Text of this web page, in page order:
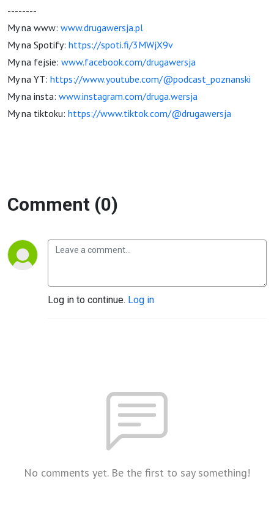
--------
My na www: www.drugawersja.pl
My na Spotify: https://spoti.fi/3MWjX9v
My na fejsie: www.facebook.com/drugawersja
My na YT: https://www.youtube.com/@podcast_poznanski
My na insta: www.instagram.com/druga.wersja
My na tiktoku: https://www.tiktok.com/@drugawersja
Comment (0)
Log in to continue. Log in
No comments yet. Be the first to say something!